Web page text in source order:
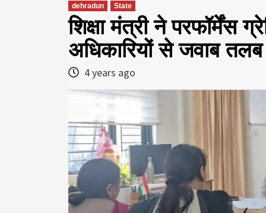
dehradun State
शिक्षा मंत्री ने परफॉर्मेंस
अधिकारियों से जवाब तलब
4 years ago